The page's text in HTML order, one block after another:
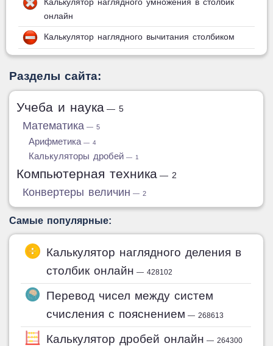
онлайн
Калькулятор наглядного вычитания столбиком
Разделы сайта:
Учеба и наука — 5
Математика — 5
Арифметика — 4
Калькуляторы дробей — 1
Компьютерная техника — 2
Конвертеры величин — 2
Самые популярные:
Калькулятор наглядного деления в
столбик онлайн — 428102
Перевод чисел между систем
счисления с пояснением — 268613
Калькулятор дробей онлайн — 264300